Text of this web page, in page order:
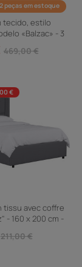
peças em estoque
tecido, estilo
«Balzac» - 3
469,00 €
€
tissu avec coffre
- 160 x 200 cm -
211,00 €